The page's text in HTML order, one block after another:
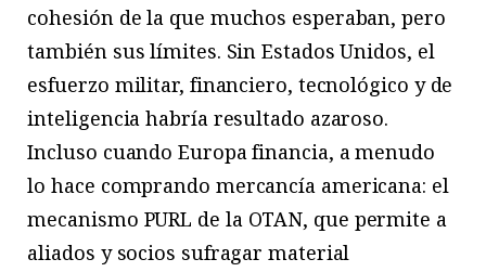
cohesión de la que muchos esperaban, pero
también sus límites. Sin Estados Unidos, el
esfuerzo militar, financiero, tecnológico y de
inteligencia habría resultado azaroso.
Incluso cuando Europa financia, a menudo
lo hace comprando mercancía americana: el
mecanismo PURL de la OTAN, que permite a
aliados y socios sufragar material